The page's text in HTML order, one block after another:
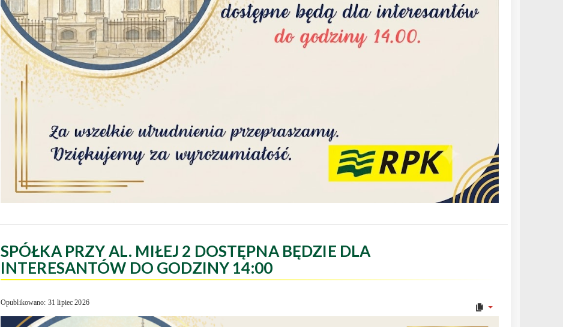
SPÓŁKA PRZY AL. MIŁEJ 2 DOSTĘPNA BĘDZIE DLA
INTERESANTÓW DO GODZINY 14:00
Opublikowano: 31 lipiec 2026